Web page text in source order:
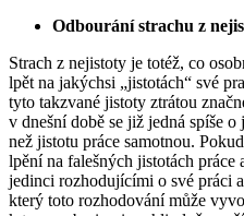
Odbourání strachu z
Strach z nejistoty je totéž, co
lpět na jakýchsi „jistotách“ své
tyto takzvané jistoty ztrátou
v dnešní době se již jedná spíše
než jistotu práce samotnou.
lpění na falešných jistotách práce
jedinci rozhodujícími o své práci
který toto rozhodování může